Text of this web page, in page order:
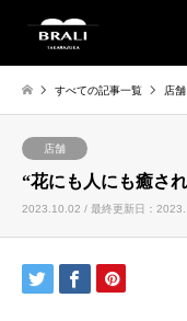
すべての記事一覧 店舗
店舗
“花にも人にも癒さ
2023.10.02 / 最終更新日：